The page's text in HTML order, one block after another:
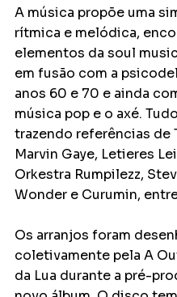
A música propõe uma
rítmica e melódica,
elementos da soul
em fusão com a
anos 60 e 70 e ainda
música pop e o axé.
trazendo referências de
Marvin Gaye, Letieres
Orkestra Rumpilezz,
Wonder e Curumin,
Os arranjos foram
coletivamente pela A
da Lua durante a pré-